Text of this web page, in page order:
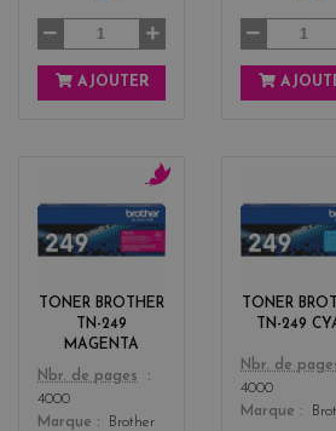
AJOUTER
TONER BROTHER
TN-249
MAGENTA
Color
m
a
g
n
Nbr. de pages
4000
Marque
Brother
TONER
TN-249
Color
Nbr. de
4000
Marque